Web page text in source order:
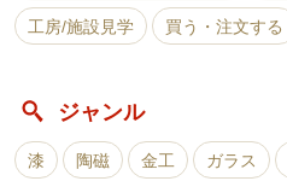
工房/施設見学 買う・注文する
ジャンル
漆 陶磁 金工 ガラス